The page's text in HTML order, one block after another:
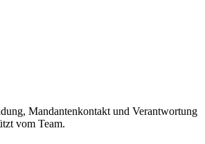
Mandantenkontakt und Verantwortung
vom Team.